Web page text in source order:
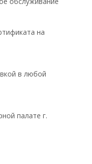
на
в любой
палате г.